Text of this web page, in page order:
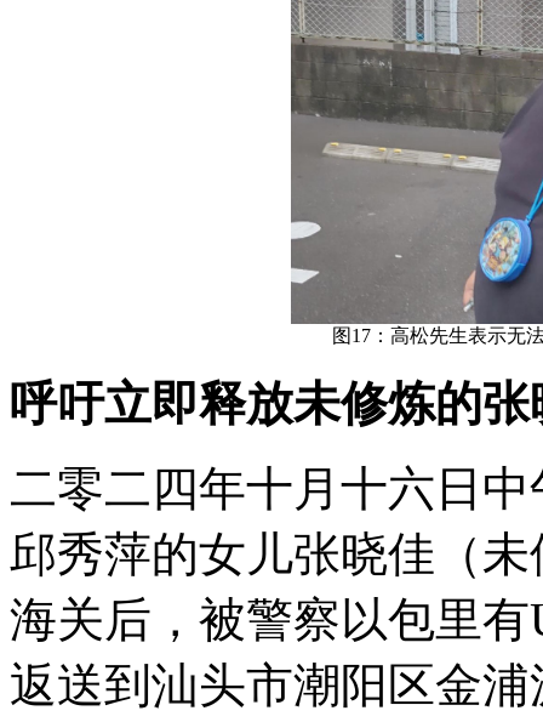
图17：高松先生表示无
呼吁立即释放未修炼的张
二零二四年十月十六日
邱秀萍的女儿张晓佳（
海关后，被警察以包里
返送到汕头市潮阳区金